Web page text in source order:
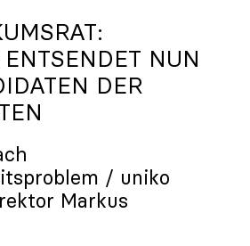
ENTSENDET NUN
DER
/ uniko
Markus